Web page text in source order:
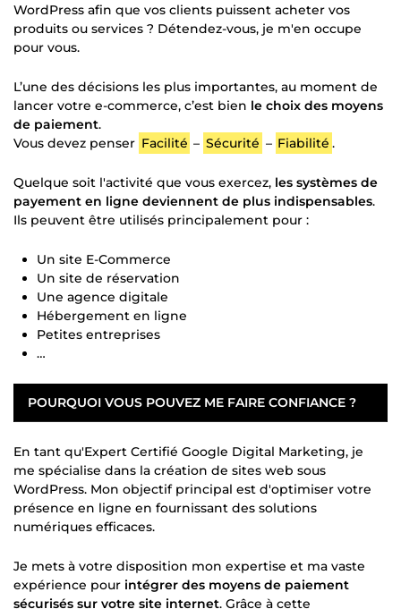
WordPress afin que vos clients puissent acheter vos
produits ou services ? Détendez-vous, je m'en occupe
pour vous.
L’une des décisions les plus importantes, au moment de
lancer votre e-commerce, c’est bien le choix des moyens
de paiement.
Vous devez penser Facilité – Sécurité – Fiabilité .
Quelque soit l'activité que vous exercez, les systèmes de
payement en ligne deviennent de plus indispensables.
Ils peuvent être utilisés principalement pour :
Un site E-Commerce
Un site de réservation
Une agence digitale
Hébergement en ligne
Petites entreprises
…
POURQUOI VOUS POUVEZ ME FAIRE CONFIANCE ?
En tant qu'Expert Certifié Google Digital Marketing, je
me spécialise dans la création de sites web sous
WordPress. Mon objectif principal est d'optimiser votre
présence en ligne en fournissant des solutions
numériques efficaces.
Je mets à votre disposition mon expertise et ma vaste
expérience pour intégrer des moyens de paiement
sécurisés sur votre site internet. Grâce à cette